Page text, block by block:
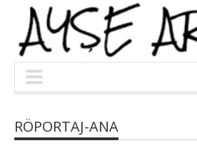
RÖPORTAJ-ANA